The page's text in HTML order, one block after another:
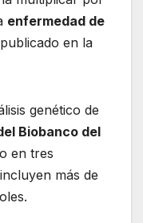
enfermedad de
en la
genético de
Biobanco del
en tres
más de